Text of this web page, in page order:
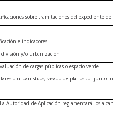
sobre tramitaciones del expediente de
e indicadores:
división y/o urbanización
de cargas públicas o espacio verde
o urbanísticos, visado de planos conjunto
Autoridad de Aplicación reglamentará los